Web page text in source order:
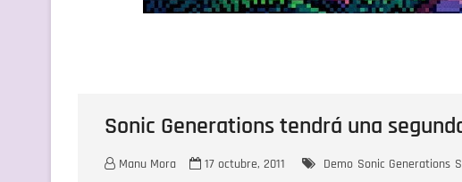
Sonic Generations tendrá una
Manu Mora 17 octubre, 2011 Demo Sonic Generations